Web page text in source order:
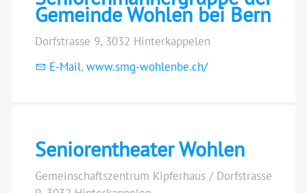
Gemeinde Wohlen bei Bern
Dorfstrasse 9, 3032 Hinterkappelen
E-Mail, www.smg-wohlenbe.ch/
Seniorentheater Wohlen
Gemeinschaftszentrum Kipferhaus / Dorfstrasse